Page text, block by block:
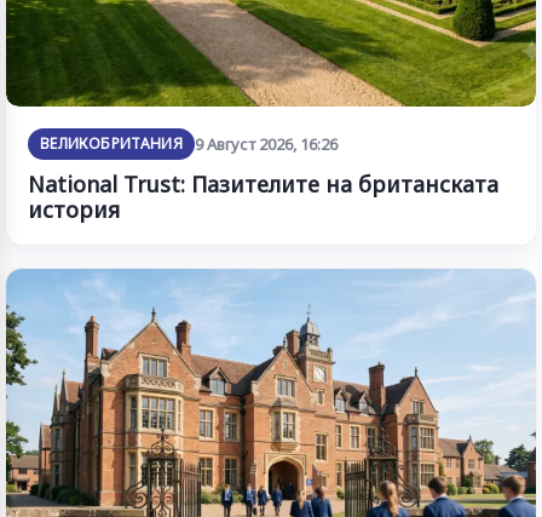
ВЕЛИКОБРИТАНИЯ 9 Август 2026, 16:26
National Trust: Пазителите на британската
история